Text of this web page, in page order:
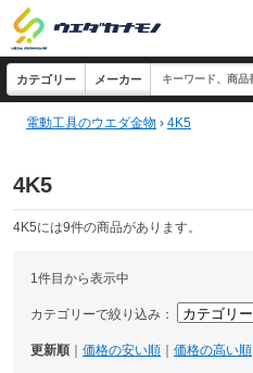
電動工具のウエダ金物 › 4K5
4K5
4K5には9件の商品があります。
1件目から表示中
カテゴリーで絞り込み：
更新順 価格の安い順 価格の高い順